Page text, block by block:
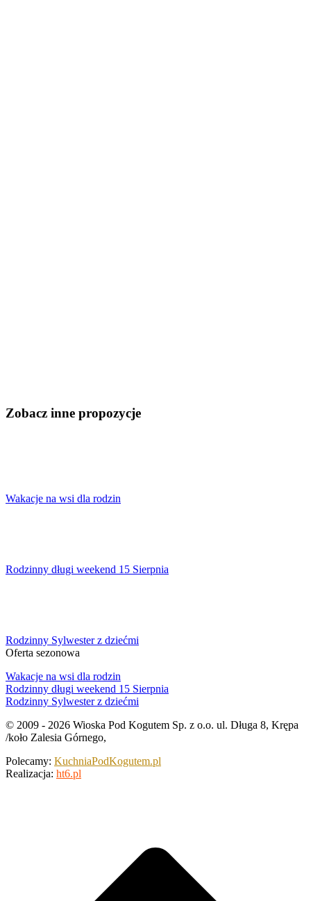
Zobacz inne propozycje
Wakacje na wsi dla rodzin
Rodzinny długi weekend 15 Sierpnia
Rodzinny Sylwester z dziećmi
Oferta sezonowa
Wakacje na wsi dla rodzin
Rodzinny długi weekend 15 Sierpnia
Rodzinny Sylwester z dziećmi
© 2009 - 2026 Wioska Pod Kogutem Sp. z o.o. ul. Długa 8, Krępa
/koło Zalesia Górnego,
Polecamy: KuchniaPodKogutem.pl
Realizacja: ht6.pl